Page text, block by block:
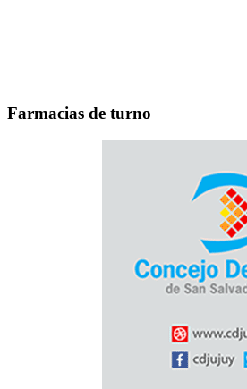
Farmacias de turno